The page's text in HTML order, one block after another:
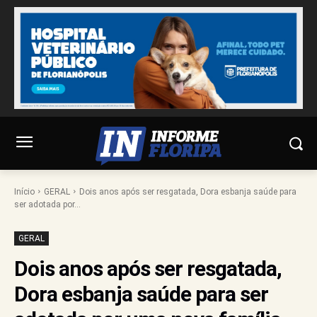
Início GERAL
Dois anos após ser resgatada, Dora esbanja saúde para
ser adotada por...
GERAL
Dois anos após ser resgatada,
Dora esbanja saúde para ser